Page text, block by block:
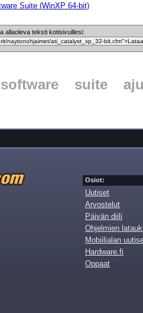
Suite (WinXP 64-bit)
allaoleva teksti kotisivuillesi:
software suite
Osiot:
Uutiset
Arvostelut
Päivän diili
Ohjelmien
Mobiilialan
Hardware.fi
Oppaat